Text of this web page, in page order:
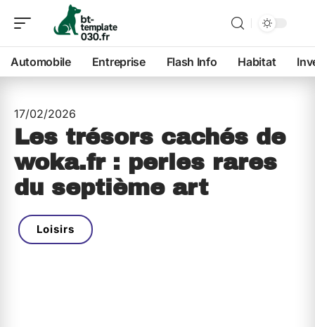
Automobile Entreprise Flash Info Habitat
17/02/2026
Les trésors cachés de
woka.fr : perles rares
du septième art
Loisirs